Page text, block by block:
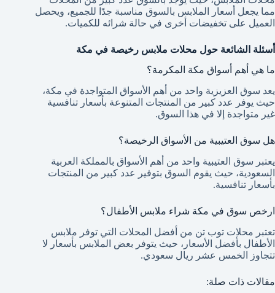
مما يجعل أسعار الملابس بالسوق مناسبة جدًا للجميع، ويحصل
العميل على تخفيضات أخرى في حالة شرائه للكميات.
أسئلة الشائعة حول محلات ملابس رخيصة في مكة
ما هي أهم أسواق مكة المكرمة؟
يعد سوق العزيزية واحد من أهم الأسواق المتواجدة في مكة،
حيث يوفر عدد كبير من المنتجات المتنوعة بأسعار تنافسية
غير متواجدة إلا في هذا السوق.
هل سوق العتيبية من الأسواق الرخيصة؟
يعتبر سوق العتيبية واحد من أهم الأسواق بالمملكة العربية
السعودية، حيث يقوم السوق بتوفير عدد كبير من المنتجات
بأسعار تنافسية.
ارخص سوق في مكة شراء ملابس الأطفال؟
تعتبر محلات توب تن من أفضل المحلات التي توفر ملابس
الأطفال بأفضل الأسعار، حيث يتوفر بعض الملابس بأسعار لا
تتجاوز الخمس عشر ريال سعودي.
مقالات ذات صلة: